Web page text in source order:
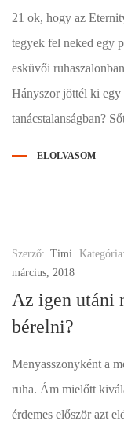
21 ok, hogy az
tegyek fel neked egy
esküvői
Hányszor jöttél ki egy
tanácstalanságban?
ELOLVASOM
Szerző: Timi Kategória:
március, 2018
Az igen utáni
bérelni?
Menyasszonyként a
ruha. Ám mielőtt
érdemes először azt